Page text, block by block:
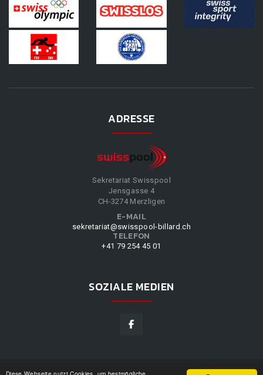
ADRESSE
Sekretariat Swisspool
Jensgasse 4
CH-3274 Merzligen
E-MAIL
sekretariat@swisspool-billard.ch
TELEFON
+41 79 254 45 01
SOZIALE MEDIEN